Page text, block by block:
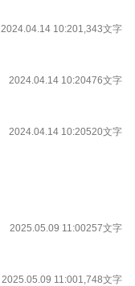
2024.04.14 10:201,343文字
2024.04.14 10:20476文字
2024.04.14 10:20520文字
2025.05.09 11:00257文字
2025.05.09 11:001,748文字